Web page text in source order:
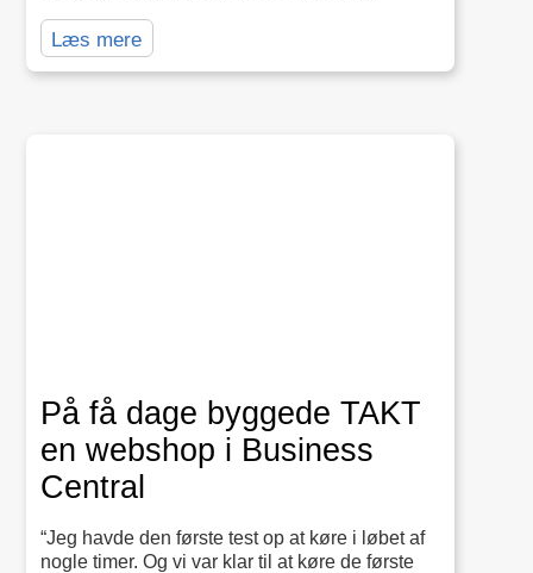
Læs mere
På få dage byggede TAKT
en webshop i Business
Central
“Jeg havde den første test op at køre i løbet af
nogle timer. Og vi var klar til at køre de første